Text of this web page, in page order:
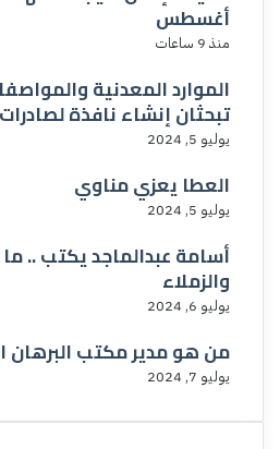
أغسطس
منذ 9 ساعات
الموارد المعدنية
تبحثان إنشاء نافذة
يوليو 5, 2024
العطا يعزي مناوي
يوليو 5, 2024
أسامة عبدالماجد يكتب ..
والزملاء
يوليو 6, 2024
من هو مدير مكتب البرهان
يوليو 7, 2024